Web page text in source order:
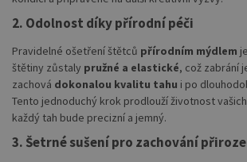
2. Odolnost díky přírodní péči
Pravidelné ošetření štětců přírodním mýdlem
štětiny zůstaly pružné a elastické, což zabrání
zachová dokonalou kvalitu tahu i po
Tento jednoduchý krok prodlouží životnost
každý tah bude precizní a jemný.
3. Šetrné sušení pro zachování